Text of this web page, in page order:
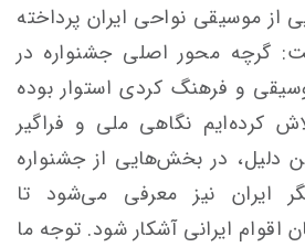
از موسیقی نواحی ایران پرداخته
گرچه محور اصلی جشنواره در
و فرهنگ کردی استوار بوده
کرده‌ایم نگاهی ملی و فراگیر
دلیل، در بخش‌هایی از جشنواره
ایران نیز معرفی می‌شود تا
اقوام ایرانی آشکار شود. توجه ما